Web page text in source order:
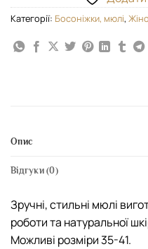
Категорії: Босоніжки, мюлі,
Опис
Відгуки (0)
Зручні, стильні мюлі
роботи та натуральної
Можливі розміри 35-41.